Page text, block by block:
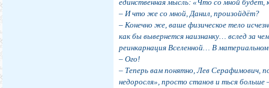
единственная мысль: «Что со мной будет,
– И что же со мной, Данил, произойдёт?
– Конечно же, ваше физическое тело
как бы вывернется наизнанку… вслед за
реинкарнация Вселенной… В
– Ого!
– Теперь вам понятно, Лев Серафимович,
недоросля», просто станов и ться